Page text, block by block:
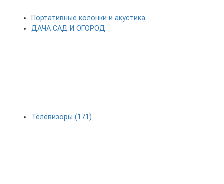
Портативные колонки и акустика
ДАЧА САД И ОГОРОД
Телевизоры (171)